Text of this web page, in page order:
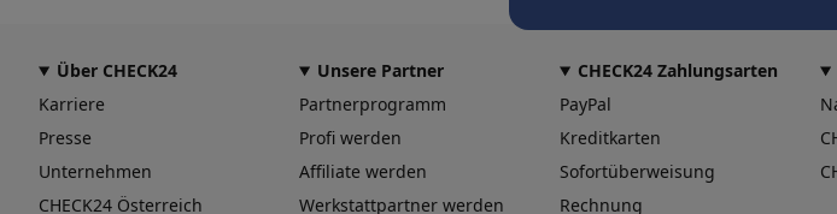
Über CHECK24
Karriere
Presse
Unternehmen
CHECK24 Österreich
Unsere Partner
Partnerprogramm
Profi werden
Affiliate werden
Werkstattpartner werden
CHECK24 Zahlungsarten
PayPal
Kreditkarten
Sofortüberweisung
Rechnung